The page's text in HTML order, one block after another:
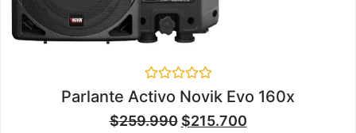
Valorado
en
0
de
Parlante Activo Novik Evo 160x
$259.990 $215.700